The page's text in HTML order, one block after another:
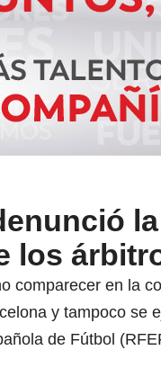
los
comparecer en la
y tampoco se
de Fútbol